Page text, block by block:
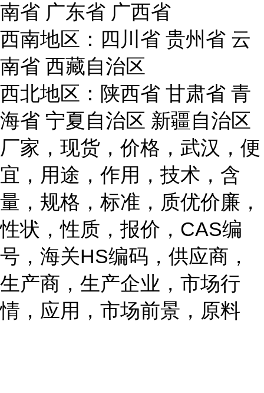
南省 广东省 广西省
西南地区：四川省 贵州省 云
南省 西藏自治区
西北地区：陕西省 甘肃省 青
海省 宁夏自治区 新疆自治区
厂家，现货，价格，武汉，便
宜，用途，作用，技术，含
量，规格，标准，质优价廉，
性状，性质，报价，CAS编
号，海关HS编码，供应商，
生产商，生产企业，市场行
情，应用，市场前景，原料